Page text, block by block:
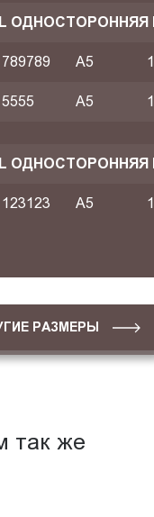
789789 A5
5555 A5
123123 A5
РАЗМЕРЫ
так же